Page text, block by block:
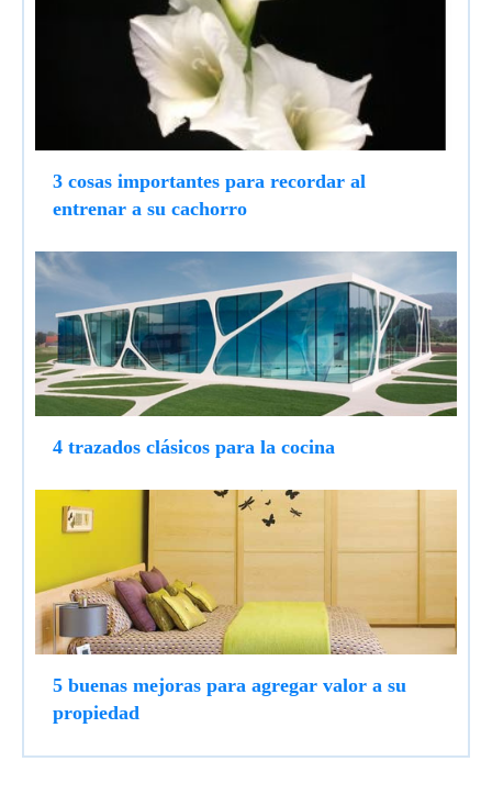
3 cosas importantes para recordar al
entrenar a su cachorro
4 trazados clásicos para la cocina
5 buenas mejoras para agregar valor a su
propiedad